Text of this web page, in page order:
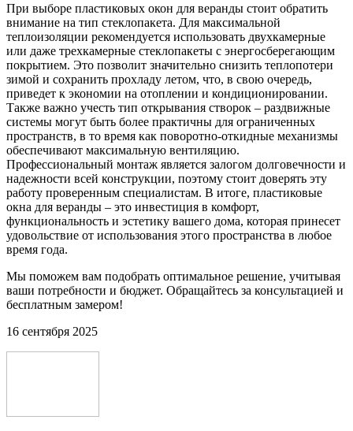
При выборе пластиковых окон для веранды стоит обратить
внимание на тип стеклопакета. Для максимальной
теплоизоляции рекомендуется использовать двухкамерные
или даже трехкамерные стеклопакеты с энергосберегающим
покрытием. Это позволит значительно снизить теплопотери
зимой и сохранить прохладу летом, что, в свою очередь,
приведет к экономии на отоплении и кондиционировании.
Также важно учесть тип открывания створок – раздвижные
системы могут быть более практичны для ограниченных
пространств, в то время как поворотно-откидные механизмы
обеспечивают максимальную вентиляцию.
Профессиональный монтаж является залогом долговечности и
надежности всей конструкции, поэтому стоит доверять эту
работу проверенным специалистам. В итоге, пластиковые
окна для веранды – это инвестиция в комфорт,
функциональность и эстетику вашего дома, которая принесет
удовольствие от использования этого пространства в любое
время года.
Мы поможем вам подобрать оптимальное решение, учитывая
ваши потребности и бюджет. Обращайтесь за консультацией и
бесплатным замером!
16 сентября 2025